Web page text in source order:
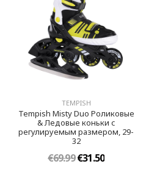
TEMPISH
Tempish Misty Duo Роликовые
& Ледовые коньки с
регулируемым размером, 29-
32
€69.99€31.50